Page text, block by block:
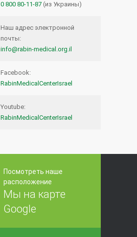
0 800 80-11-87 (из Украины)
Наш адрес электронной
почты:
info@rabin-medical.org.il
Facebook:
RabinMedicalCenterIsrael
Youtube:
RabinMedicalCenterIsrael
Посмотреть наше
расположение
Мы на карте
Google